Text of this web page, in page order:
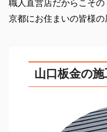
職人直営店だからこその
京都にお住まいの皆様の
山口板金の